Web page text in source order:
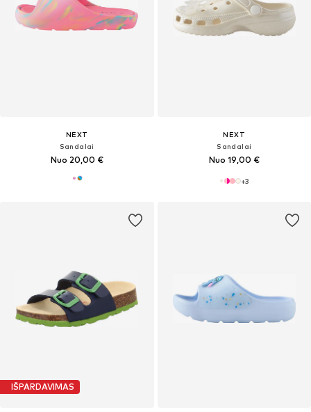
NEXT
Sandalai
Nuo 20,00 €
NEXT
Sandalai
Nuo 19,00 €
+3
IŠPARDAVIMAS